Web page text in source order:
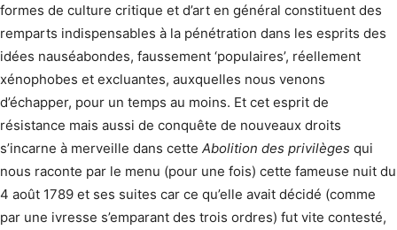
formes de culture critique et d’art en général constituent des
remparts indispensables à la pénétration dans les esprits des
idées nauséabondes, faussement ‘populaires’, réellement
xénophobes et excluantes, auxquelles nous venons
d’échapper, pour un temps au moins. Et cet esprit de
résistance mais aussi de conquête de nouveaux droits
s’incarne à merveille dans cette Abolition des privilèges qui
nous raconte par le menu (pour une fois) cette fameuse nuit du
4 août 1789 et ses suites car ce qu’elle avait décidé (comme
par une ivresse s’emparant des trois ordres) fut vite contesté,